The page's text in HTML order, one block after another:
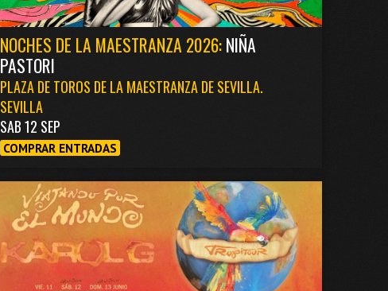
NOCHES DE LA MAESTRANZA 2026:NIÑA
PASTORI
PLAZA DE TOROS DE LA MAESTRANZA DE SEVILLA.
SEVILLA
SAB 12 SEP
COMPRAR ENTRADAS